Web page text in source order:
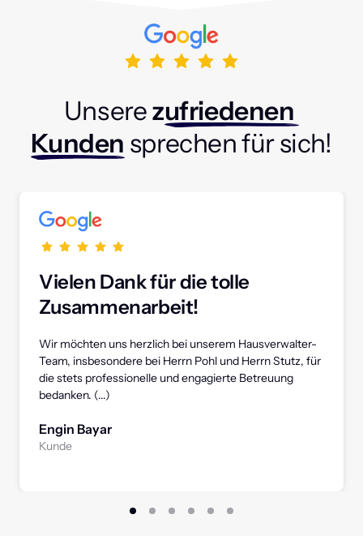
Unsere z
Kunden sprechen für sich!
Vielen Dank für die tolle
Zusammenarbeit!
Wir möchten uns herzlich bei unserem Hausverwalter-
Team, insbesondere bei Herrn Pohl und Herrn Stutz, für
die stets professionelle und engagierte Betreuung
bedanken. (...)
Engin Bayar
Kunde